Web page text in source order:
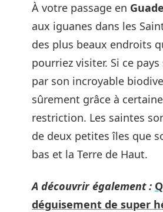
À votre passage en
aux iguanes dans les
des plus beaux endroits
pourriez visiter. Si ce
par son incroyable
sûrement grâce à
restriction. Les saintes
de deux petites îles que
bas et la Terre de Haut.
A découvrir également :
déguisement de super